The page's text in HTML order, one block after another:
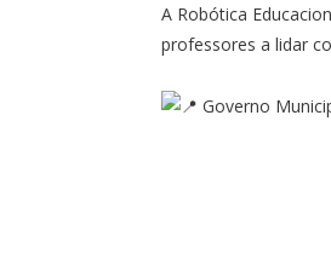
A Robótica
professores a lidar
Governo